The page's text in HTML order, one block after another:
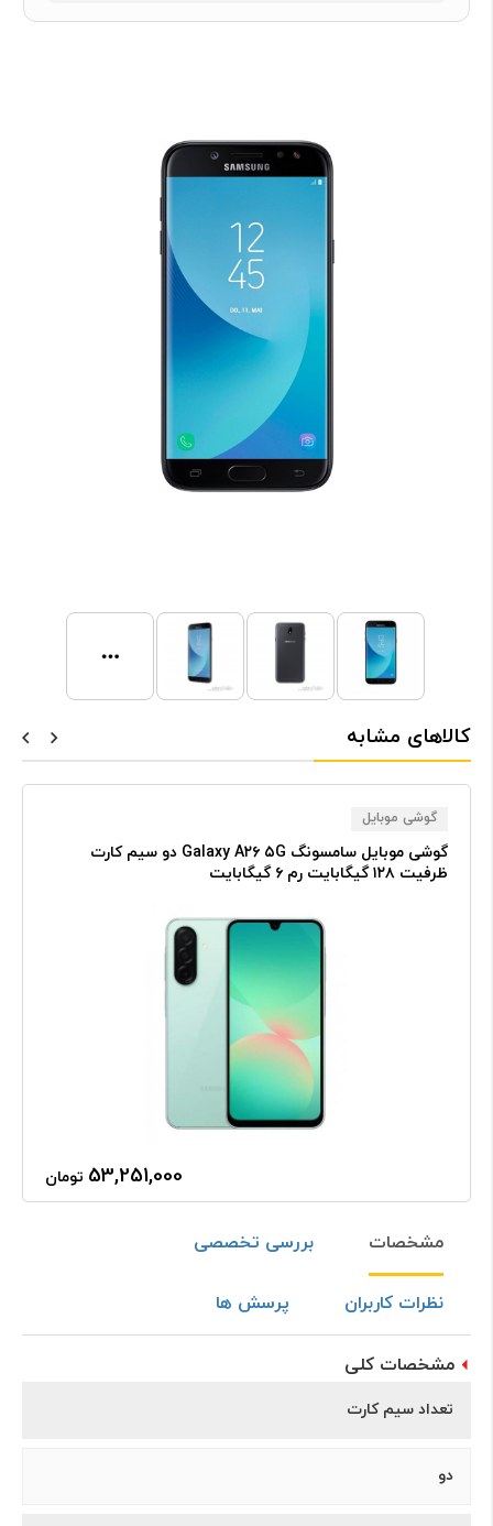
کالاهای مشابه
گوشی موبایل
گوشی موبایل سامسونگ Galaxy A۲۶ ۵G دو سیم کارت
ظرفیت ۱۲۸ گیگابایت رم ۶ گیگابایت
53,251,000 تومان
مشخصات بررسی تخصصی
نظرات کاربران پرسش ها
مشخصات کلی
تعداد سیم کارت
دو